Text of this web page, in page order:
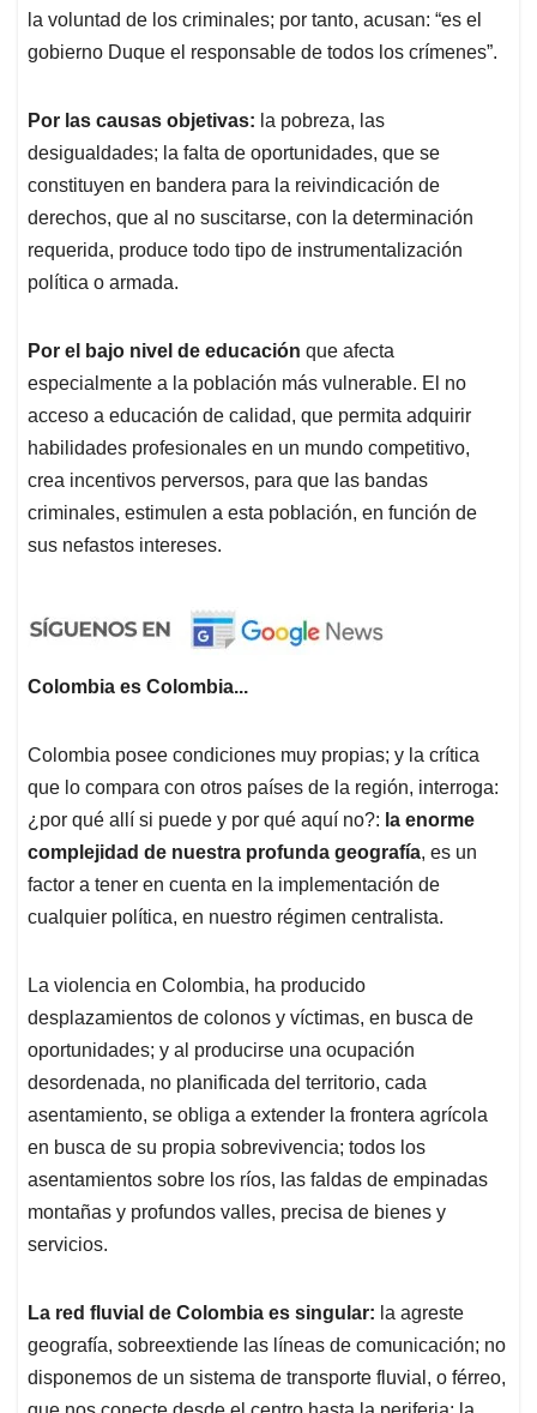
la voluntad de los criminales; por tanto, acusan: “es el
gobierno Duque el responsable de todos los crímenes”.
Por las causas objetivas: la pobreza, las
desigualdades; la falta de oportunidades, que se
constituyen en bandera para la reivindicación de
derechos, que al no suscitarse, con la determinación
requerida, produce todo tipo de instrumentalización
política o armada.
Por el bajo nivel de educación que afecta
especialmente a la población más vulnerable. El no
acceso a educación de calidad, que permita adquirir
habilidades profesionales en un mundo competitivo,
crea incentivos perversos, para que las bandas
criminales, estimulen a esta población, en función de
sus nefastos intereses.
Colombia es Colombia...
Colombia posee condiciones muy propias; y la crítica
que lo compara con otros países de la región, interroga:
¿por qué allí si puede y por qué aquí no?: la enorme
complejidad de nuestra profunda geografía, es un
factor a tener en cuenta en la implementación de
cualquier política, en nuestro régimen centralista.
La violencia en Colombia, ha producido
desplazamientos de colonos y víctimas, en busca de
oportunidades; y al producirse una ocupación
desordenada, no planificada del territorio, cada
asentamiento, se obliga a extender la frontera agrícola
en busca de su propia sobrevivencia; todos los
asentamientos sobre los ríos, las faldas de empinadas
montañas y profundos valles, precisa de bienes y
servicios.
La red fluvial de Colombia es singular: la agreste
geografía, sobreextiende las líneas de comunicación; no
disponemos de un sistema de transporte fluvial, o férreo,